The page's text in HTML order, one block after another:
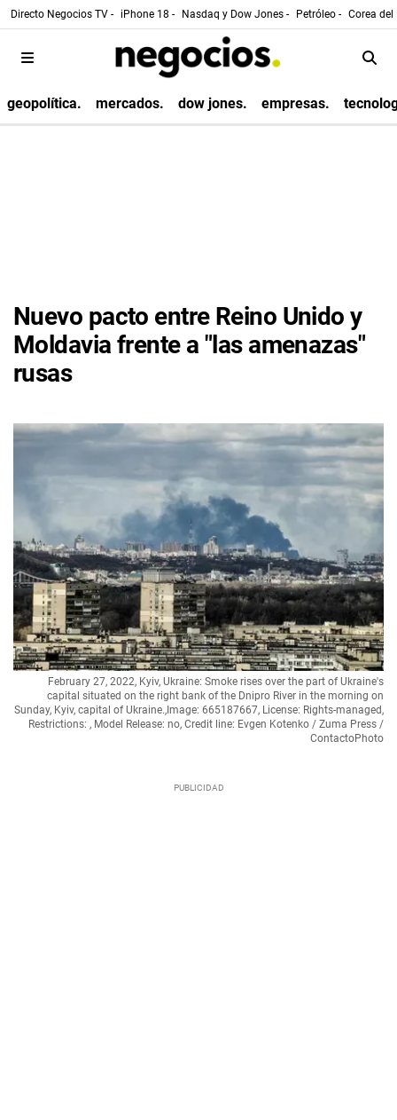
Directo Negocios TV - iPhone 18 - Nasdaq y Dow Jones - Petróleo - Corea
geopolítica. mercados. dow jones. empresas.
Nuevo pacto entre Reino Unido y
Moldavia frente a "las amenazas"
rusas
February 27, 2022, Kyiv, Ukraine: Smoke rises over the part of Ukraine's
capital situated on the right bank of the Dnipro River in the morning on
Sunday, Kyiv, capital of Ukraine.,Image: 665187667, License: Rights-managed,
Restrictions: , Model Release: no, Credit line: Evgen Kotenko / Zuma Press /
ContactoPhoto